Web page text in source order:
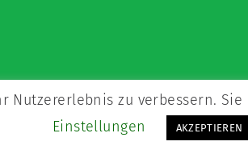
Nutzererlebnis zu verbessern.
Einstellungen
AKZEPTIEREN